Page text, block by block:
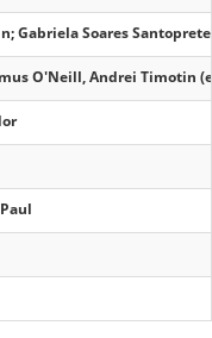
Gabriela Soares
O'Neill, Andrei Timotin